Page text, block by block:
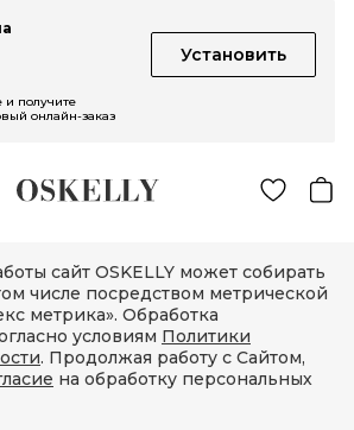
Установить
и получите
онлайн-заказ
сайт OSKELLY может собирать
числе посредством метрической
метрика». Обработка
условиям Политики
. Продолжая работу с Сайтом,
на обработку персональных